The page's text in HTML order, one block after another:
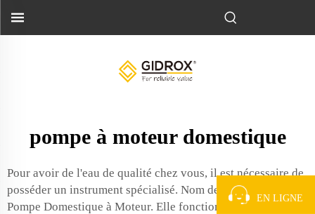
pompe à moteur domestique
Pour avoir de l'eau de qualité chez vous, il est nécessaire de
posséder un instrument spécialisé. Nom de cet Outil =
Pompe Domestique à Moteur. Elle fonctionne un peu comme
EN LIGNE